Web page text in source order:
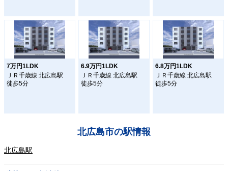
7万円1LDK
ＪＲ千歳線 北広島駅
徒歩5分
6.9万円1LDK
ＪＲ千歳線 北広島駅
徒歩5分
6.8万円1LDK
ＪＲ千歳線 北広島駅
徒歩5分
北広島市の駅情報
北広島駅